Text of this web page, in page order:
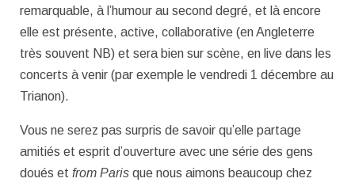
remarquable, à l’humour au second degré, et là encore
elle est présente, active, collaborative (en Angleterre
très souvent NB) et sera bien sur scène, en live dans les
concerts à venir (par exemple le vendredi 1 décembre au
Trianon).
Vous ne serez pas surpris de savoir qu’elle partage
amitiés et esprit d’ouverture avec une série des gens
doués et from Paris que nous aimons beaucoup chez